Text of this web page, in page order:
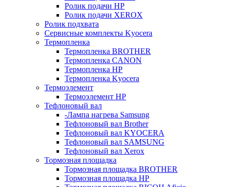
Ролик подачи HP
Ролик подачи XEROX
Ролик подхвата
Сервисные комплекты Kyocera
Термопленка
Термопленка BROTHER
Термопленка CANON
Термопленка HP
Термопленка Kyocera
Термоэлемент
Термоэлемент НР
Тефлоновый вал
-Лампа нагрева Samsung
Тефлоновый вал Brother
Тефлоновый вал KYOCERA
Тефлоновый вал SAMSUNG
Тефлоновый вал Xerox
Тормозная площадка
Тормозная площадка BROTHER
Тормозная площадка HP